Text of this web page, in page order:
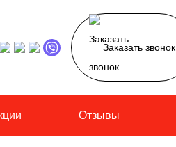
Заказать звонок
Отзывы